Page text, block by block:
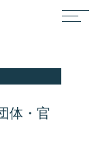
体・官